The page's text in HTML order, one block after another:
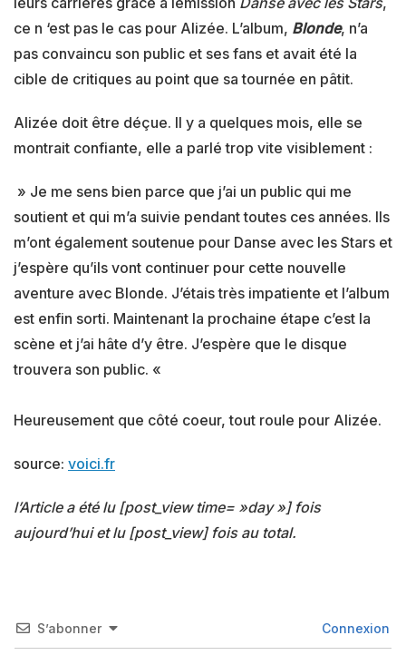
ce n ‘est pas le cas pour Alizée. L’album, Blonde, n’a
pas convaincu son public et ses fans et avait été la
cible de critiques au point que sa tournée en pâtit.
Alizée doit être déçue. Il y a quelques mois, elle se
montrait confiante, elle a parlé trop vite visiblement :
» Je me sens bien parce que j’ai un public qui me
soutient et qui m’a suivie pendant toutes ces années. Ils
m’ont également soutenue pour Danse avec les Stars et
j’espère qu’ils vont continuer pour cette nouvelle
aventure avec Blonde. J’étais très impatiente et l’album
est enfin sorti. Maintenant la prochaine étape c’est la
scène et j’ai hâte d’y être. J’espère que le disque
trouvera son public. «
Heureusement que côté coeur, tout roule pour Alizée.
source: voici.fr
l’Article a été lu [post_view time= »day »] fois
aujourd’hui et lu [post_view] fois au total.
S’abonner Connexion